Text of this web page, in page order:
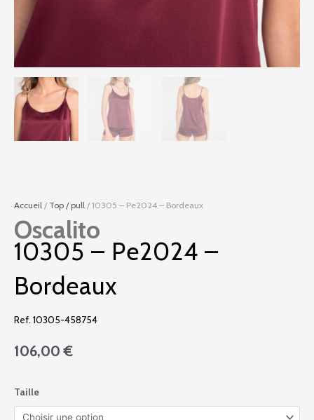
Accueil / Top / pull / 10305 – Pe2024 – Bordeaux
Oscalito
10305 – Pe2024 –
Bordeaux
Ref. 10305-458754
106,00€
Taille
de
10305